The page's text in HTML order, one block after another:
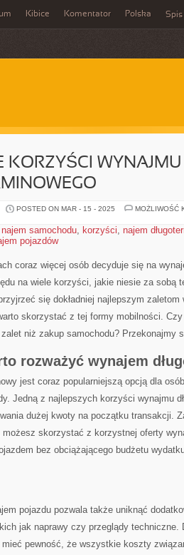
Kibice Komentator Polska Spis
KORZYŚCI WYNAJMU
POSTED ON MAR - 15 - 2025
MOŻLIWOŚĆ
najem samochodu, korzyści, najem
pojazdów
coraz więcej osób decyduje się na
na wiele korzyści, jakie niesie za‍ sobą
się dokładniej najlepszym zaletom
⁤skorzystać z ‍tej⁢ formy ⁢mobilności. Czy
niż zakup samochodu? Przekonajmy
rozważyć wynajem
‌jest coraz popularniejszą opcją dla
Jedną ⁤z najlepszych ⁢korzyści wynajmu⁢
dużej kwoty ⁣na początku ‌transakcji.
skorzystać z‍ korzystnej ⁣oferty
bez obciążającego budżetu
pojazdu​ pozwala także uniknąć
jak naprawy czy ⁣przeglądy techniczne.
pewność, że wszystkie koszty⁢